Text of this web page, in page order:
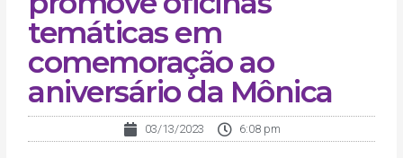
temáticas em
comemoração ao
aniversário da Mônica
03/13/2023 6:08 pm